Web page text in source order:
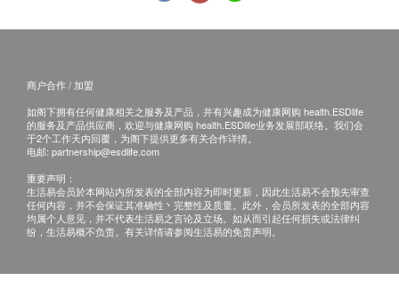
跟进检查报告， 工作天不包括星期六、日及公众
假期。 轮侯报告讲解时间会因应不同情况 (如个别
化验项目所需时间或客人指明特定时段) 而有所延
长。
如客人选择收电子报告*，报告时间可加快至14个
工作天内出报告(包括超声波及心电图)，但个别报
告则不包括在内，例如基因检测或mRNA等。客人
由选择电话讲解或面对面讲解。 *客人即使选择电
商户合作 / 加盟
如阁下拥有任何健康相关之服务及产品，并有兴趣成为健康网购 health.ESDlife
的服务及产品供应商，欢迎与健康网购 health.ESDlife业务发展部联络。我们会
于2个工作天内回覆，为阁下提供更多有关合作详情。
电邮: partnership@esdlife.com
重要声明：
生活易会员於本网站内所发表的全部内容为即时更新，因此生活易不会预先审查
任何内容，并不会保证其准确性丶完整性及质量。此外，会员所发表的全部内容
均属个人意见，并不代表生活易之言论及立场。如从而引起任何损失或法律纠
纷，生活易概不负责。有关详情请参阅生活易的免责声明。